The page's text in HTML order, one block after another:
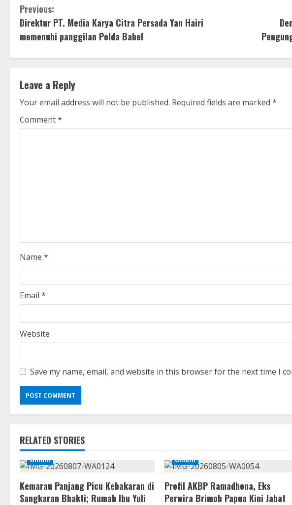
C
o
n
i
n
u
d
i
n
g
Previous:
Direktur PT. Media Karya Citra Persada Yan Hairi
memenuhi panggilan Polda Babel
Leave a Reply
Your email address will not be published. Required fields are marked *
Comment*
Name *
Email *
Website
Save my name, email, and website in this browser for the next time I
RELATED STORIES
Umum
Kemarau Panjang Picu Kebakaran di
Sangkaran Bhakti; Rumah Ibu Yuli
Umum
Profil AKBP Ramadhona, Eks
Perwira Brimob Papua Kini Jabat